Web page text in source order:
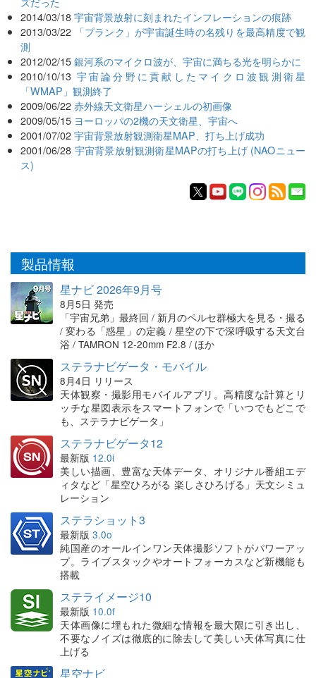
2014/03/18 宇宙背景放射に刻まれたインフレーションの痕跡
2013/03/22
「プランク」が宇宙誕生時の名残りを最高精度で観
測
2012/02/15 銀河系のマイクロ波が、宇宙に満ちる光を明らかに
2010/10/13 宇宙論分野に貢献したマイクロ波観測衛星
「WMAP」観測終了
2009/06/22 赤外線天文衛星ハーシェルの初画像
2009/05/15 ヨーロッパの2機の天文衛星、宇宙へ
2001/07/02 宇宙背景放射観測衛星MAP、打ち上げ成功
2001/06/28 宇宙背景放射観測衛星MAPの打ち上げ (NAOニュー
ス)
製品情報
星ナビ 2026年9月号
8月5日 発売
「宇宙兄弟」最終回 / 新月のペルセ群極大を見る・撮る
/ 変わる「惑星」の定義 / 星空の下で深呼吸する天文台
浴 / TAMRON 12-20mm F2.8 / ほか
ステラナビゲータ・モバイル
8月4日 リリース
天体観察・撮影用モバイルアプリ。高精度な計算とリ
ッチな星図表示をスマートフォンで「いつでもどこで
も、ステラナビゲータ」
ステラナビゲータ12
最新版 12.0i
美しい描画、豊富な天体データ、オリジナル番組エデ
ィタなど「星空ひろがる 楽しさひろげる」天文シミュ
レーション
ステラショット3
最新版 3.0o
純国産のオールインワン天体撮影ソフトがパワーアッ
プ。ライブスタックやオートフォーカスなど新機能も
搭載
ステライメージ10
最新版 10.0f
天体画像に埋もれた微細な情報を最大限に引き出し、
不要なノイズは徹底的に除去して美しい天体写真に仕
上げる
星空ナビ